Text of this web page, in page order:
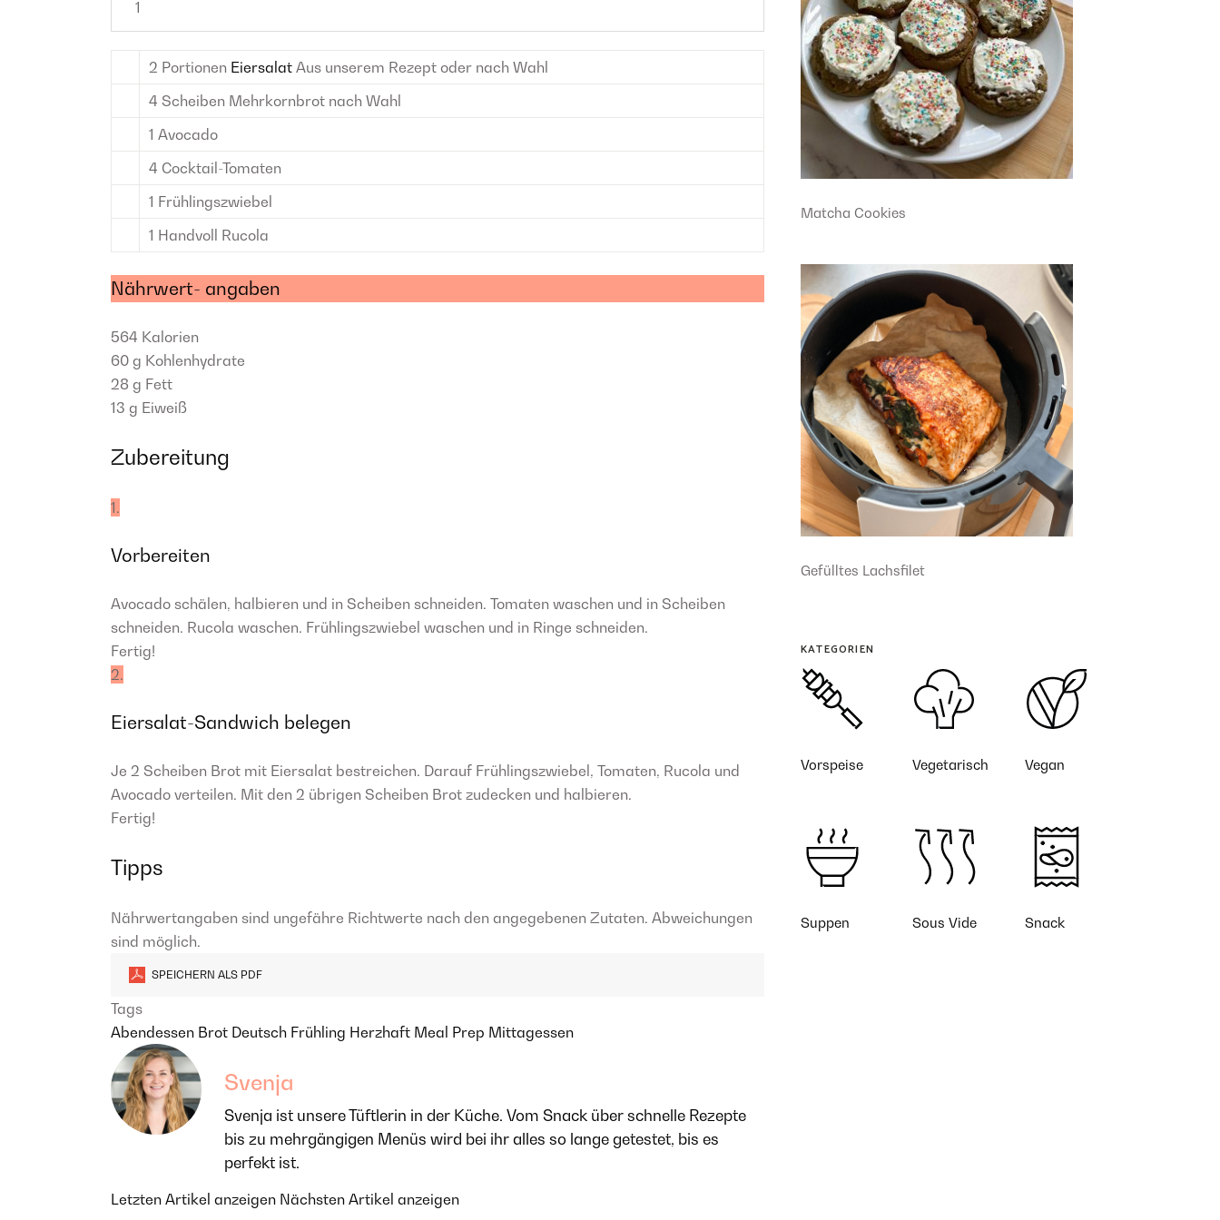
2 Portionen Eiersalat Aus unserem Rezept oder nach Wahl
4 Scheiben Mehrkornbrot nach Wahl
1 Avocado
4 Cocktail-Tomaten
1 Frühlingszwiebel
1 Handvoll Rucola
Nährwert- angaben
564 Kalorien
60 g Kohlenhydrate
28 g Fett
13 g Eiweiß
Zubereitung
1.
Vorbereiten
Avocado schälen, halbieren und in Scheiben schneiden. Tomaten waschen und in Scheiben
schneiden. Rucola waschen. Frühlingszwiebel waschen und in Ringe schneiden.
Fertig!
2.
Eiersalat-Sandwich belegen
Je 2 Scheiben Brot mit Eiersalat bestreichen. Darauf Frühlingszwiebel, Tomaten, Rucola und
Avocado verteilen. Mit den 2 übrigen Scheiben Brot zudecken und halbieren.
Fertig!
Tipps
Nährwertangaben sind ungefähre Richtwerte nach den angegebenen Zutaten. Abweichungen
sind möglich.
SPEICHERN ALS PDF
Tags
Abendessen Brot Deutsch Frühling Herzhaft Meal Prep Mittagessen
Svenja
Svenja ist unsere Tüftlerin in der Küche. Vom Snack über schnelle Rezepte
bis zu mehrgängigen Menüs wird bei ihr alles so lange getestet, bis es
perfekt ist.
Letzten Artikel anzeigen Nächsten Artikel anzeigen
Matcha Cookies
Gefülltes Lachsfilet
KATEGORIEN
Vorspeise Vegetarisch Vegan
Suppen Sous Vide Snack